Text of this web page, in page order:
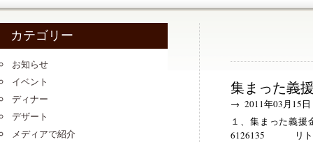
集まった義
→ 2011年03月15日
１、集まった
6126135 リトル
カテゴリー
お知らせ
イベント
ディナー
デザート
メディアで紹介